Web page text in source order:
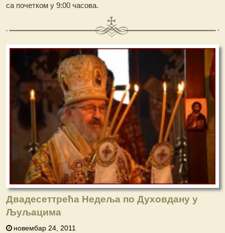
са почетком у 9:00 часова.
Двадесеттрећа Недеља по Духовдану у
Љуљацима
новембар 24, 2011